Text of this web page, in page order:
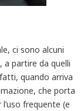
ci sono alcuni
a partire da quelli
quando arriva
che porta
frequente (e